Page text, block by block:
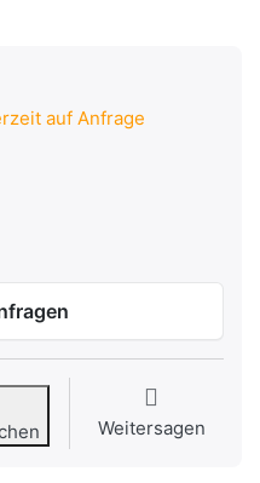
auf Anfrage
Weitersagen